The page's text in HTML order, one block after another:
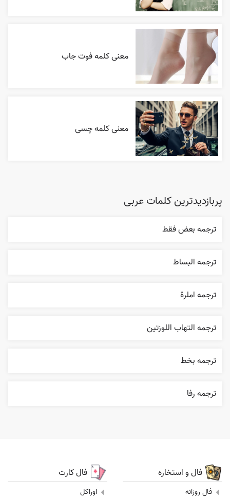
معنی کلمه فوت جاب
معنی کلمه چسی
پربازدیدترین کلمات عربی
ترجمه بعض فقط
ترجمه البساط
ترجمه املرة
ترجمه التهاب اللوزتين
ترجمه بخط
ترجمه رفا
فال و استخاره
فال روزانه
فال کارت
اوراکل